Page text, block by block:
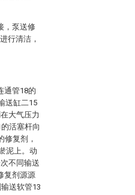
，泵送修
行清洁，
通管18的
送缸二15
大气压力
活塞杆向
修复剂，
泥上。动
不同输送
复剂源源
送软管13